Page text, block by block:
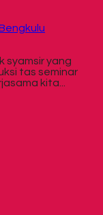
syamsir yang
tas seminar
kita...